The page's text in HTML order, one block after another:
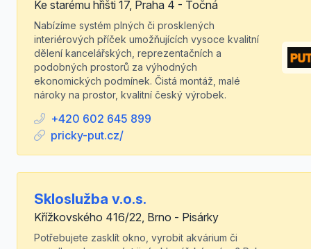
Ke starému hřišti 17, Praha 4 - Točná
Nabízíme systém plných či prosklených
interiérových příček umožňujících vysoce kvalitní
dělení kancelářských, reprezentačních a
podobných prostorů za výhodných
ekonomických podmínek. Čistá montáž, malé
nároky na prostor, kvalitní český výrobek.
+420 602 645 899
pricky-put.cz/
Skloslužba v.o.s.
Křížkovského 416/22, Brno - Pisárky
Potřebujete zasklít okno, vyrobit akvárium či